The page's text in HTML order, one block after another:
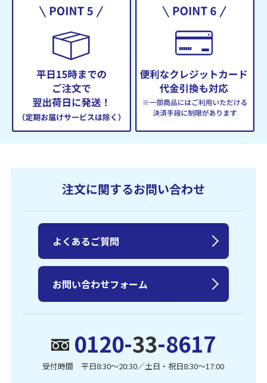
注文に関するお問い合わせ
0120-33-8617
受付時間 平日8:30〜20:30／土日・祝日8:30〜17:00
よくあるご質問
お問い合わせフォーム